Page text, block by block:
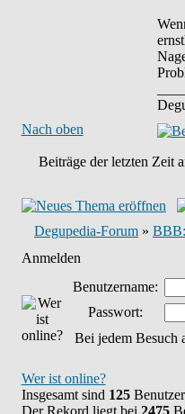
Nach oben
Beiträge der letzten Zeit
Degupedia-Forum »
Anmelden
Benutzername:
Passwort:
Bei jedem Besuch
Wer ist online?
Insgesamt sind 125
Der Rekord liegt bei 2475